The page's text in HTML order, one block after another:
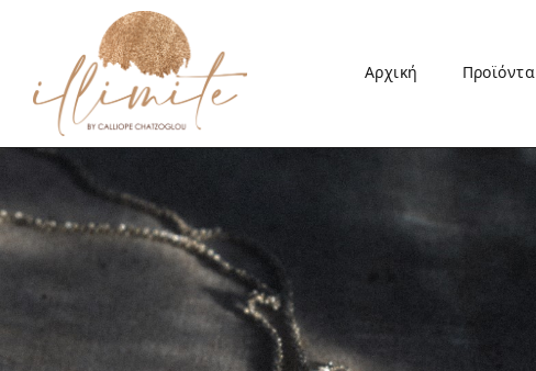
Αρχική Προϊόντα